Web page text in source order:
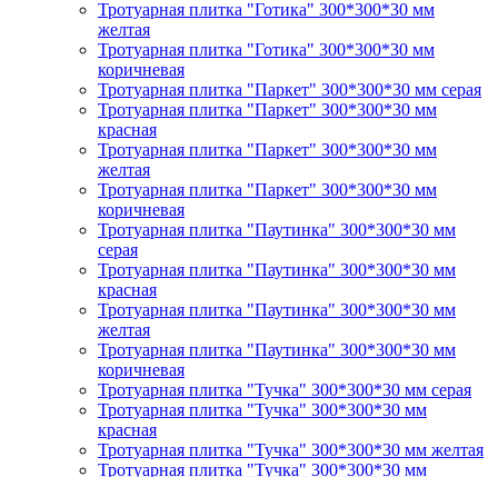
Тротуарная плитка "Готика" 300*300*30 мм
желтая
Тротуарная плитка "Готика" 300*300*30 мм
коричневая
Тротуарная плитка "Паркет" 300*300*30 мм серая
Тротуарная плитка "Паркет" 300*300*30 мм
красная
Тротуарная плитка "Паркет" 300*300*30 мм
желтая
Тротуарная плитка "Паркет" 300*300*30 мм
коричневая
Тротуарная плитка "Паутинка" 300*300*30 мм
серая
Тротуарная плитка "Паутинка" 300*300*30 мм
красная
Тротуарная плитка "Паутинка" 300*300*30 мм
желтая
Тротуарная плитка "Паутинка" 300*300*30 мм
коричневая
Тротуарная плитка "Тучка" 300*300*30 мм серая
Тротуарная плитка "Тучка" 300*300*30 мм
красная
Тротуарная плитка "Тучка" 300*300*30 мм желтая
Тротуарная плитка "Тучка" 300*300*30 мм